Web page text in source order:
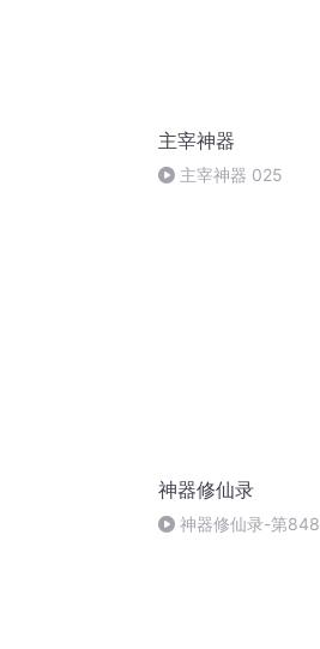
主宰神器
主宰神器 025
神器修仙录
神器修仙录-第848